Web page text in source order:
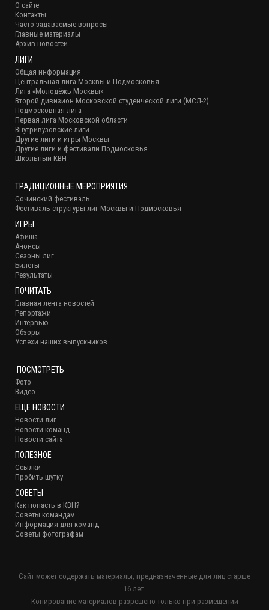
О сайте
Контакты
Часто задаваемые вопросы
Главные материалы
Архив новостей
ЛИГИ
Общая информация
Центральная лига Москвы и Подмосковья
Лига «Молодёжь Москвы»
Второй дивизион Московской студенческой лиги (МСЛ-2)
Подмосковная лига
Первая лига Московской области
Внутривузовские лиги
Другие лиги и игры Москвы
Другие лиги и фестивали Подмосковья
Школьный КВН
ТРАДИЦИОННЫЕ МЕРОПРИЯТИЯ
Сочинский фестиваль
Фестиваль структуры лиг Москвы и Подмосковья
ИГРЫ
Афиша
Анонсы
Сезоны лиг
Билеты
Результаты
ПОЧИТАТЬ
Главная лента новостей
Репортажи
Интервью
Обзоры
Успехи наших выпускников
ПОСМОТРЕТЬ
Фото
Видео
ЕЩЕ НОВОСТИ
Новости лиг
Новости команд
Новости сайта
ПОЛЕЗНОЕ
Ссылки
Пробить шутку
СОВЕТЫ
Как попасть в КВН?
Советы командам
Информация для команд
Советы фотографам
Сайт может содержать материалы, предназначенные для лиц старше
16 лет.
Копирование материалов разрешено только при размещении